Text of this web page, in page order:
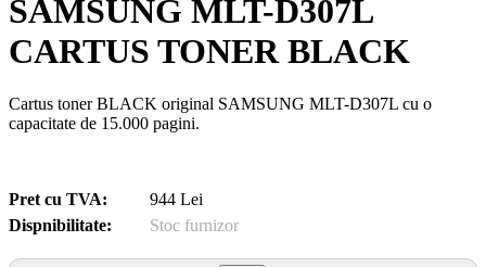
SAMSUNG MLT-D307L
CARTUS TONER BLACK
Cartus toner BLACK original SAMSUNG MLT-D307L cu o
capacitate de 15.000 pagini.
Pret cu TVA:
944 Lei
Dispnibilitate:
Stoc furnizor